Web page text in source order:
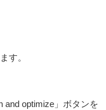
す。
and optimize」ボタンを